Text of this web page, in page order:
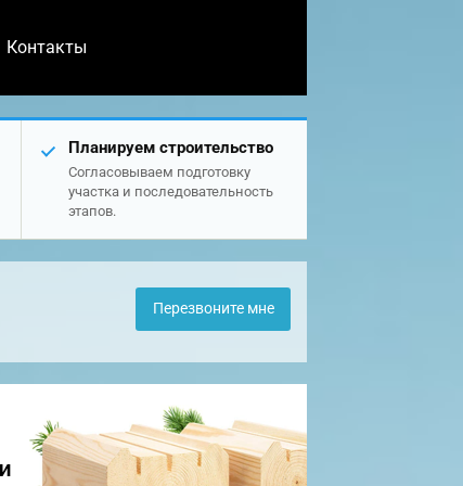
Контакты
Планируем строительство
Согласовываем подготовку
участка и последовательность
этапов.
Перезвоните мне